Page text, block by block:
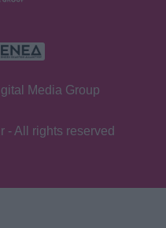
Media Group
- All rights reserved